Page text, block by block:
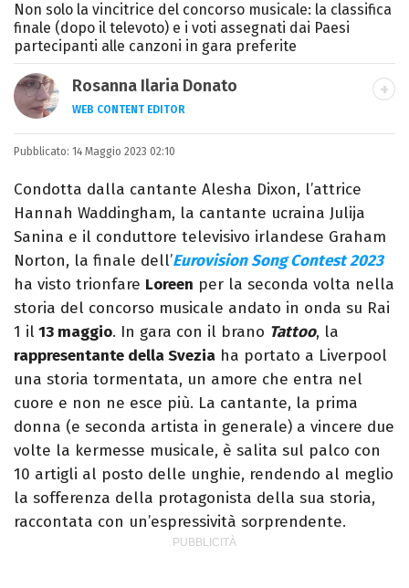
Non solo la vincitrice del concorso musicale: la classifica
finale (dopo il televoto) e i voti assegnati dai Paesi
partecipanti alle canzoni in gara preferite
Rosanna Ilaria Donato
WEB CONTENT EDITOR
Laureata in Linguaggi dei Media, mi dedico
al mondo dell’intrattenimento da 10 anni.
Ho lavorato come web content editor
freelance per diverse testate.
Pubblicato: 14 Maggio 2023 02:10
Condotta dalla cantante Alesha Dixon, l’attrice
Hannah Waddingham, la cantante ucraina Julija
Sanina e il conduttore televisivo irlandese Graham
Norton, la finale dell’Eurovision Song Contest 2023
ha visto trionfare Loreen per la seconda volta nella
storia del concorso musicale andato in onda su Rai
1 il 13 maggio. In gara con il brano Tattoo, la
rappresentante della Svezia ha portato a Liverpool
una storia tormentata, un amore che entra nel
cuore e non ne esce più. La cantante, la prima
donna (e seconda artista in generale) a vincere due
volte la kermesse musicale, è salita sul palco con
10 artigli al posto delle unghie, rendendo al meglio
la sofferenza della protagonista della sua storia,
raccontata con un’espressività sorprendente.